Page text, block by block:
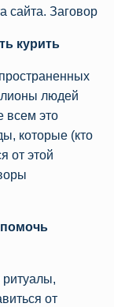
сайта. Заговор
курить
людей
всем это
которые (кто
от этой
ритуалы,
от